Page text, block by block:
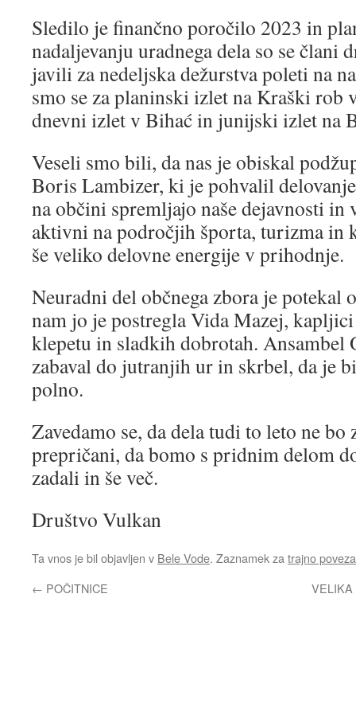
Sledilo je finančno poročilo 2023 in
nadaljevanju uradnega dela so se člani
javili za nedeljska dežurstva poleti na
smo se za planinski izlet na Kraški rob
dnevni izlet v Bihać in junijski izlet na
Veseli smo bili, da nas je obiskal
Boris Lambizer, ki je pohvalil
na občini spremljajo naše dejavnosti in
aktivni na področjih športa, turizma in
še veliko delovne energije v prihodnje.
Neuradni del občnega zbora je potekal
nam jo je postregla Vida Mazej,
klepetu in sladkih dobrotah. Ansambel
zabaval do jutranjih ur in skrbel, da je
polno.
Zavedamo se, da dela tudi to leto ne
prepričani, da bomo s pridnim delom
zadali in še več.
Društvo Vulkan
Ta vnos je bil objavljen v Bele Vode. Zaznamek za trajno
← POČITNICE VELIKA